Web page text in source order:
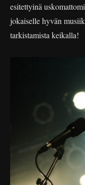
esitettyinä
jokaiselle hyvän
tarkistamista keikalla!